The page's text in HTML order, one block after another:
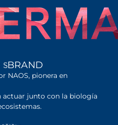
SE ABRE EN UNA
BRAND
NAOS, pionera en
actuar junto con la biología